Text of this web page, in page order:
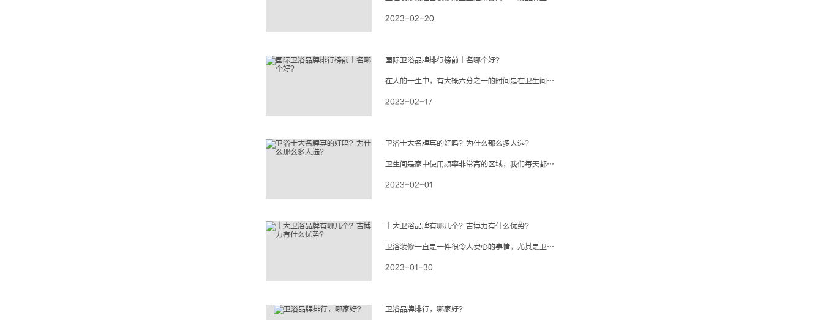
2023-02-20
国际卫浴品牌排行榜前十名哪个好？
在人的一生中，有大概六分之一的时间是在卫生间里度过的，随着生活质量的提高，很多人都十分注重卫生间的装修，力求打造一个既能突显个人品味，又能提供舒适体验的卫生间，所以很多人都会选择国际卫浴品牌，国际卫浴品牌排行榜前十名的品牌更是备受青睐，那么你又知不知道国际卫浴品牌排行榜前十名哪个好呢？国际卫浴品牌排
2023-02-17
卫浴十大名牌真的好吗？为什么那么多人选？
卫生间是家中使用频率非常高的区域，我们每天都会在卫生间里度过1-2小时，卫生间的舒适度与我们的生活质量息息相关，所以很多人在进行卫生间装修时，都会优先选择卫浴十大名牌的产品。卫浴十大名牌真的好吗？为什么那么多人选？如果是你在进行卫生间装修，也会选择卫浴十大名牌吗？在小编看来，卫浴十大名牌可以说是卫浴
2023-02-01
十大卫浴品牌有哪几个？吉博力有什么优势？
卫浴装修一直是一件很令人费心的事情，尤其是卫浴用品，买贵的容易超预算、买便宜的又担心要经常维修，影响正常生活！为了避免麻烦，现在越来越多业主倾向于选择知名的卫浴品牌，对于十大卫浴品牌有哪几个更是了解得清清楚楚。今天小编就带大家看看十大卫浴品牌有哪几个。十大卫浴品牌有哪几个，相信每个人都能说出好几个耳
2023-01-30
卫浴品牌排行，哪家好？